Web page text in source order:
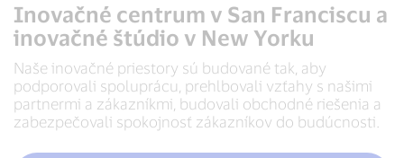
Inovačné centrum v San Franciscu a
inovačné štúdio v New Yorku
Naše inovačné priestory sú budované tak, aby
podporovali spoluprácu, prehlbovali vzťahy s našimi
partnermi a zákazníkmi, budovali obchodné riešenia a
zabezpečovali spokojnosť zákazníkov do budúcnosti.